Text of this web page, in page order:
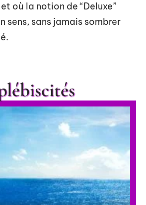
où la notion de “Deluxe”
sens, sans jamais sombrer